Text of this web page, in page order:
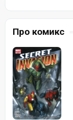
Про комикс